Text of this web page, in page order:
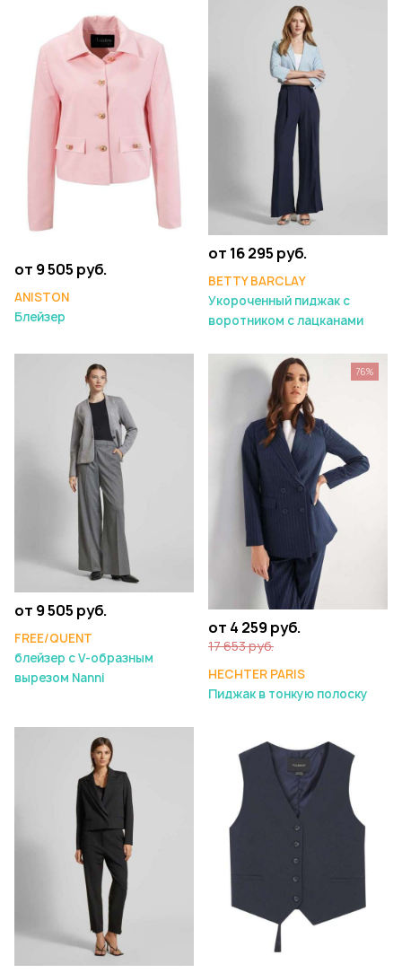
от 9 505 руб.
ANISTON
Блейзер
от 16 295 руб.
BETTY BARCLAY
Укороченный пиджак с
воротником с лацканами
от 9 505 руб.
FREE/QUENT
блейзер с V-образным
вырезом Nanni
от 4 259 руб.
17 653 руб.
HECHTER PARIS
Пиджак в тонкую полоску
76%